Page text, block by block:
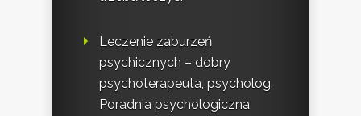
Leczenie zaburzeń
psychicznych – dobry
psychoterapeuta, psycholog.
Poradnia psychologiczna